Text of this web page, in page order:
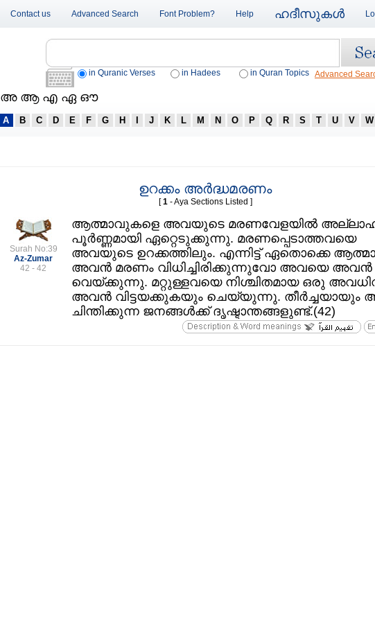
Contact us Advanced Search Font Problem? Help ഹദീസുകള്‍
in Quranic Verses in Hadees in Quran Topics Advanced
അ ആ എ ഏ ഔ
A B C D E F G H J K L M N O P Q R S T U V W
ഉറക്കം അര്‍ദ്ധമരണം
[1- Aya Sections Listed ]
Surah No:39
Az-Zumar
42 - 42
ആത്മാവുകളെ അവയുടെ മരണവേളയില്‍
പൂര്‍ണ്ണമായി ഏറ്റെടുക്കുന്നു. മരണപ്പെടാത്തവയെ
അവയുടെ ഉറക്കത്തിലും. എന്നിട്ട്‌ ഏതൊക്കെ
അവന്‍ മരണം വിധിച്ചിരിക്കുന്നുവോ അവയെ അവന്‍
വെയ്ക്കുന്നു. മറ്റുള്ളവയെ നിശ്ചിതമായ ഒരു
അവന്‍ വിട്ടയക്കുകയും ചെയ്യുന്നു. തീര്‍ച്ചയായും
ചിന്തിക്കുന്ന ജനങ്ങള്‍ക്ക്‌ ദൃഷ്ടാന്തങ്ങളുണ്ട്‌.(42)